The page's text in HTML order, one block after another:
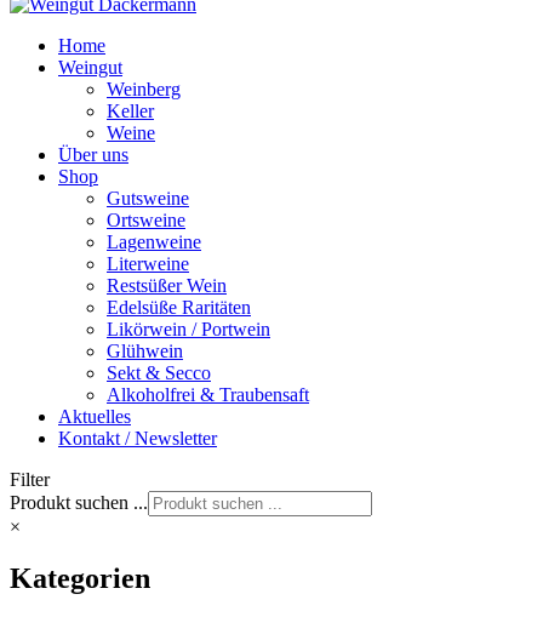
Home
Weingut
Weinberg
Keller
Weine
Über uns
Shop
Gutsweine
Ortsweine
Lagenweine
Literweine
Restsüßer Wein
Edelsüße Raritäten
Likörwein / Portwein
Glühwein
Sekt & Secco
Alkoholfrei & Traubensaft
Aktuelles
Kontakt / Newsletter
Filter
Produkt suchen ...
×
Kategorien